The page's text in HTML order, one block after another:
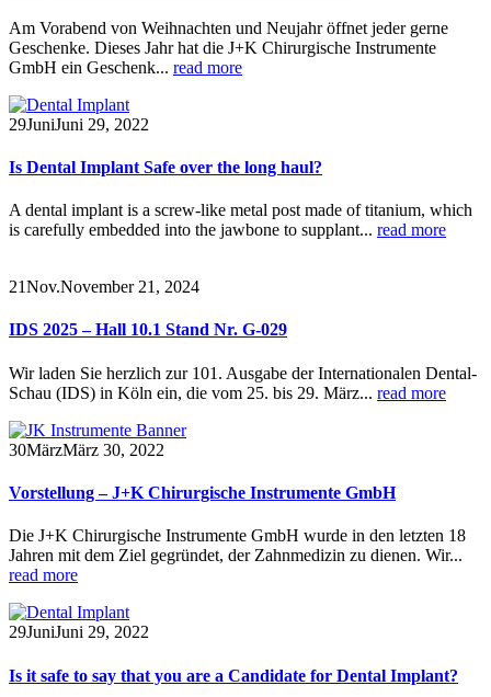
Am Vorabend von Weihnachten und Neujahr öffnet jeder gerne
Geschenke. Dieses Jahr hat die J+K Chirurgische Instrumente
GmbH ein Geschenk... read more
29JuniJuni 29, 2022
Is Dental Implant Safe over the long haul?
A dental implant is a screw-like metal post made of titanium, which
is carefully embedded into the jawbone to supplant... read more
21Nov.November 21, 2024
IDS 2025 – Hall 10.1 Stand Nr. G-029
Wir laden Sie herzlich zur 101. Ausgabe der Internationalen Dental-
Schau (IDS) in Köln ein, die vom 25. bis 29. März... read more
30MärzMärz 30, 2022
Vorstellung – J+K Chirurgische Instrumente GmbH
Die J+K Chirurgische Instrumente GmbH wurde in den letzten 18
Jahren mit dem Ziel gegründet, der Zahnmedizin zu dienen. Wir...
read more
29JuniJuni 29, 2022
Is it safe to say that you are a Candidate for Dental Implant?